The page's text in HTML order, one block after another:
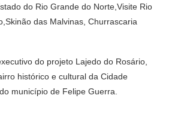
do Rio Grande do Norte,Visite Rio
das Malvinas, Churrascaria
do projeto Lajedo do Rosário,
histórico e cultural da Cidade
município de Felipe Guerra.